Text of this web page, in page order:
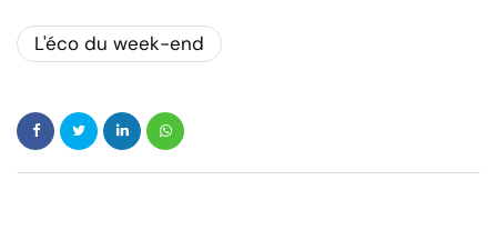
L'éco du week-end